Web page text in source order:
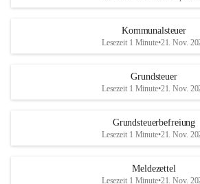
Kommunalsteuer
Lesezeit 1 Minute•21. Nov.
Grundsteuer
Lesezeit 1 Minute•21. Nov.
Grundsteuerbefreiung
Lesezeit 1 Minute•21. Nov.
Meldezettel
Lesezeit 1 Minute•21. Nov.